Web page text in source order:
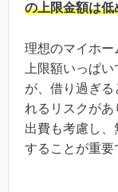
の上限金額は
理想のマイホー
上限額いっぱ
が、借り過ぎ
れるリスクが
出費も考慮し
することが重要